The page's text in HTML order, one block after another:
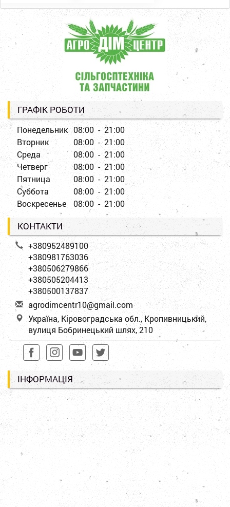
ГРАФІК РОБОТИ
Понедельник 08:00 - 21:00
Вторник
08:00 - 21:00
Среда
08:00 - 21:00
Четверг
08:00 - 21:00
Пятница
08:00 - 21:00
Суббота
08:00 - 21:00
Воскресенье
08:00 - 21:00
КОНТАКТИ
+380952489100
+380981763036
+380506279866
+380505204413
+380500137837
agrodimcentr10@gmail.com
Україна, Кіровоградська обл., Кропивницький,
вулиця Бобринецький шлях, 210
ІНФОРМАЦІЯ